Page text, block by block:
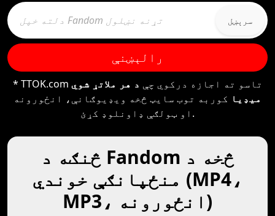
سرېښل
رالېښنې
* TTOK.com تاسو ته اجازه درکوي چې د هر ملاتړ شوي
میډیا کوربه توب سایټ څخه ویډیوګانې، انځورونه
او ټولګې ډاونلوډ کړئ.
څنګه د Fandom څخه د
منځپانګې خوندي (MP4،
MP3، انځورونه)